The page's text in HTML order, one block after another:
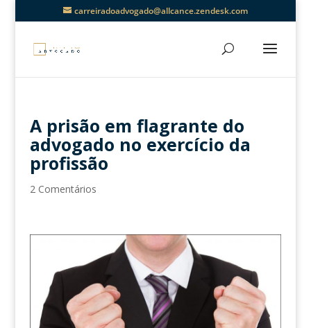
carreiradoadvogado@allcance.zendesk.com
A prisão em flagrante do
advogado no exercício da
profissão
2 Comentários